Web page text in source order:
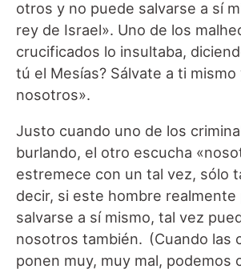
otros y no puede salvarse a sí
rey de Israel». Uno de los
crucificados lo insultaba,
tú el Mesías? Sálvate a ti mismo
nosotros».
Justo cuando uno de los
burlando, el otro escucha
estremece con un tal vez, sólo
decir, si este hombre realmente
salvarse a sí mismo, tal vez
nosotros también. (Cuando las
ponen muy, muy mal, podemos